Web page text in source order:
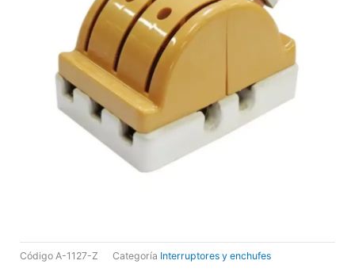
Código A-1127-Z Categoría Interruptores y enchufes